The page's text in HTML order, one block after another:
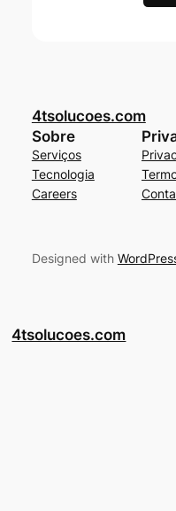
4tsolucoes.com
Sobre
Serviços
Tecnologia
Careers
Designed with
4tsolucoes.com